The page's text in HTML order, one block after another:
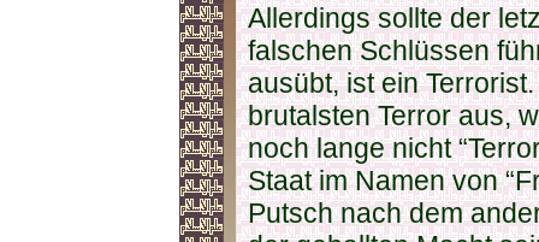
Allerdings sollte der
falschen Schlüssen
ausübt, ist ein
brutalsten Terror aus,
noch lange nicht
Staat im Namen von
Putsch nach dem